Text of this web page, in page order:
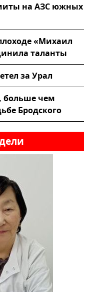
на АЗС южных
«Михаил
таланты
за Урал
больше чем
Бродского